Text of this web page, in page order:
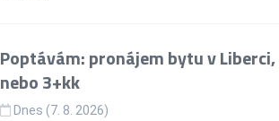
Poptávám: pronájem bytu v
nebo 3+kk
Dnes (7. 8. 2026)